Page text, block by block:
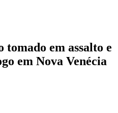
em assalto e
em Nova Venécia